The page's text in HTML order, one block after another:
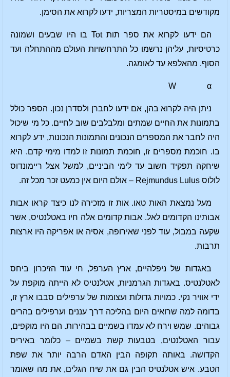
מקודשים במיסטריות המצריות, ידעו לקרוא את הסימן.
הם ידעו לקרוא את ספר תות Tot בו היו שבעים ושמונה
כרטיסיות, עליהן נרשמו כל התרחשויות העולם מההתחלה ועד
הסוף. מהאלפא עד לאומגה.
W α
ניתן היה לקרוא בהן, אם ידעו לחברן ולסדרן נכון. הספר כולל
בתמונות את החיים שמתים ומלבלבים שוב לחיים. כל מי שיכול
היה לחבר את המספרים הנכונים והתמונות הנכונות, ידע לקרוא
בו. חוכמת מספרים זו, חוכמת תמונות זו למדו מימי קדם. היא
שיחקה תפקיד חשוב עד לימי הביניים, למשל אצל ריימונדוס
לולוס Rejmundus Lulus – אולם היום אין כמעט זכר מכל זה.
מעל נמצאת האות טאו. אות זו מזכירה לנו כיצד קראו אבות
אבותינו הקדומים לאל. אבות קדומים אלה חיו באטלנטיס, אשר
שקעה במבול, עוד לפני שאירופה, אסיה או אפריקה היו ארצות
תרבות.
באגדות של ניפלהיים, ארץ הערפל, חי עוד הזיכרון ביחס
לאטלנטיס. באגדות הגרמניות, אטלנטיס לא הייתה מוקפת על
ידי אוויר נקי. כמויות גדולות ועצומות של ערפילים סבבו ארץ זו,
בדומה למה שרואים היום בהליכה דרך עננים וערפילים בהרים
גבוהים. שמש וירח לא עמדו בשמיים בבהירות. הם היו מוקפים,
עבור האטלנטים, בטבעות קשת בשמיים – כלומר באיריס
הקדושה. באותה תקופה הבין האדם הרבה יותר את שפת
הטבע. איש אטלנטיס הבין גם את שיח הגלים, את מה שאומר